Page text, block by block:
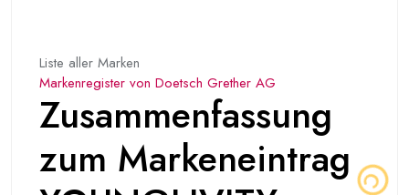
Liste aller Marken
Markenregister von Doetsch Grether AG
Zusammenfassung
zum Markeneintrag